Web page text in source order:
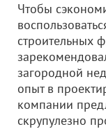
Чтобы
строительных
загородной
опыт в
компании
скрупулезно